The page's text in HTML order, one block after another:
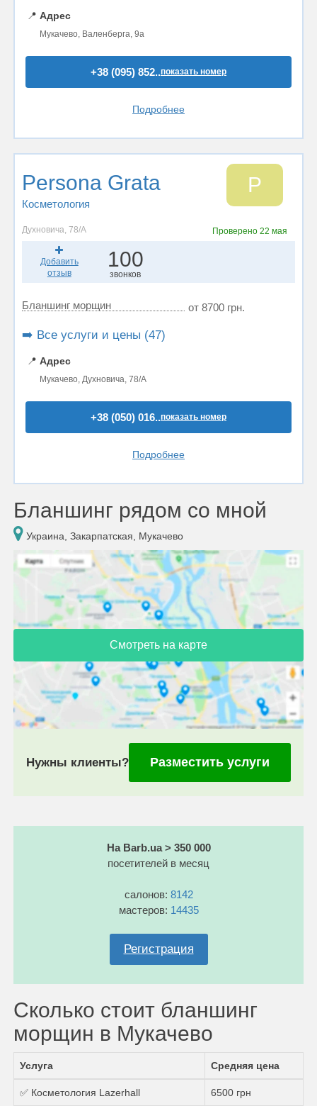
📍 Адрес
Мукачево, Валенберга, 9а
+38 (095) 852..показать номер
Подробнее
Persona Grata
Косметология
P
Духновича, 78/А Проверено 22 мая
Добавить
отзыв
100
звонков
Бланшинг морщин от 8700 грн.
➡️ Все услуги и цены (47)
📍 Адрес
Мукачево, Духновича, 78/А
+38 (050) 016..показать номер
Подробнее
Бланшинг рядом со мной
Украина, Закарпатская, Мукачево
Смотреть на карте
Нужны клиенты? Разместить услуги
На Barb.ua > 350 000
посетителей в месяц
салонов: 8142
мастеров: 14435
Регистрация
Сколько стоит бланшинг
морщин в Мукачево
Услуга Средняя цена
✅ Косметология Lazerhall 6500 грн